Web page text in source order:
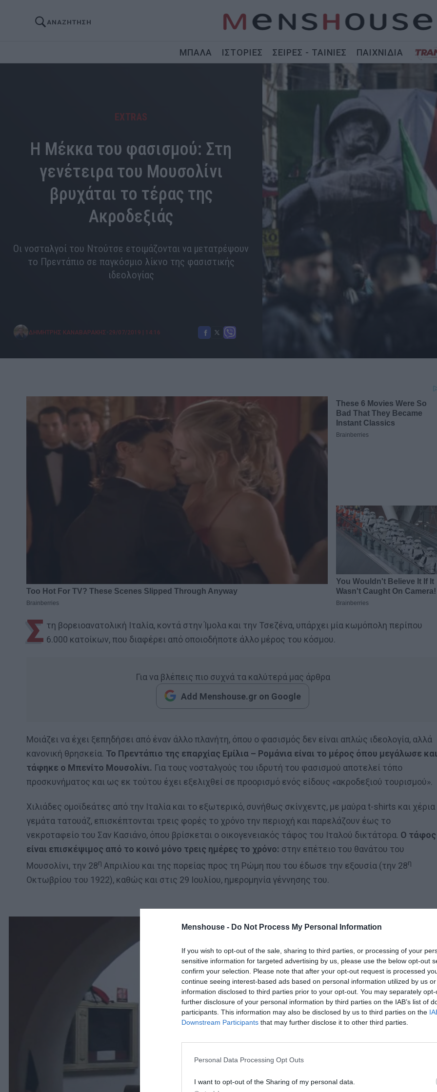
Menshouse - Do Not Process My Personal Information
If you wish to opt-out of the sale, sharing to third parties, or processing of your
sensitive information for targeted advertising by us, please use the below opt-out
confirm your selection. Please note that after your opt-out request is processed
continue seeing interest-based ads based on personal information utilized by us
information disclosed to third parties prior to your opt-out. You may separately
further disclosure of your personal information by third parties on the IAB’s list of
participants. This information may also be disclosed by us to third parties on the
Downstream Participants that may further disclose it to other third parties.
Personal Data Processing Opt Outs
I want to opt-out of the Sharing of my personal data.
ΑΝΑΖΗΤΗΣΗ
ΜΠΑΛΑ ΙΣΤΟΡΙΕΣ ΣΕΙΡΕΣ - ΤΑΙΝΙΕΣ ΠΑΙΧΝΙΔΙΑ
EXTRAS
Η Μέκκα του φασισμού: Στη
γενέτειρα του Μουσολίνι
βρυχάται το τέρας της
Ακροδεξιάς
Οι νοσταλγοί του Ντούτσε ετοιμάζονται να μετατρέψουν
το Πρεντάπιο σε παγκόσμιο λίκνο της φασιστικής
ιδεολογίας
ΔΗΜΗΤΡΗΣ ΚΑΝΑΒΑΡΑΚΗΣ 29/07/2019 | 14:16
Σ τη βορειοανατολική Ιταλία, κοντά στην Ίμολα και την Τσεζένα, υπάρχει μία κωμόπολη περίπου
6.000 κατοίκων, που διαφέρει από οποιοδήποτε άλλο μέρος του κόσμου.
Για να βλέπεις πιο συχνά τα καλύτερά μας άρθρα
Add Menshouse.gr on Google
Μοιάζει να έχει ξεπηδήσει από έναν άλλο πλανήτη, όπου ο φασισμός δεν είναι απλώς ιδεολογία, αλλά
κανονική θρησκεία. Το Πρεντάπιο της επαρχίας Εμίλια – Ρομάνια είναι το μέρος όπου μεγάλωσε και
τάφηκε ο Μπενίτο Μουσολίνι. Για τους νοσταλγούς του ιδρυτή του φασισμού αποτελεί τόπο
προσκυνήματος και ως εκ τούτου έχει εξελιχθεί σε προορισμό ενός είδους «ακροδεξιού τουρισμού».
Χιλιάδες ομοϊδεάτες από την Ιταλία και το εξωτερικό, συνήθως σκίνχεντς, με μαύρα t-shirts και χέρια
γεμάτα τατουάζ, επισκέπτονται τρεις φορές το χρόνο την περιοχή και παρελάζουν έως το
νεκροταφείο του Σαν Κασιάνο, όπου βρίσκεται ο οικογενειακός τάφος του Ιταλού δικτάτορα. Ο τάφος
είναι επισκέψιμος από το κοινό μόνο τρεις ημέρες το χρόνο: στην επέτειο του θανάτου του
Μουσολίνι, την 28η Απριλίου και της πορείας προς τη Ρώμη που του έδωσε την εξουσία (την 28η
Οκτωβρίου του 1922), καθώς και στις 29 Ιουλίου, ημερομηνία γέννησης του.